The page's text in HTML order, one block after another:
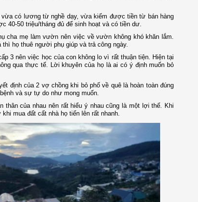
có lương từ nghề dạy, vừa kiếm được tiền từ bán hàng
40-50 triệu/tháng đủ để sinh hoạt và có tiền dư.
cha mẹ làm vườn nên việc về vườn không khó khăn lắm.
họ thuê người phụ giúp và trả công ngày.
3 nên việc học của con không lo vì rất thuận tiện. Hiện tại
qua thực tế. Lời khuyên của họ là ai có ý định muốn bỏ
định của 2 vợ chồng khi bỏ phố về quê là hoàn toàn đúng
và sự tự do như mong muốn.
của nhau nên rất hiểu ý nhau cũng là một lợi thế. Khi
mua đất cất nhà họ tiến lên rất nhanh.